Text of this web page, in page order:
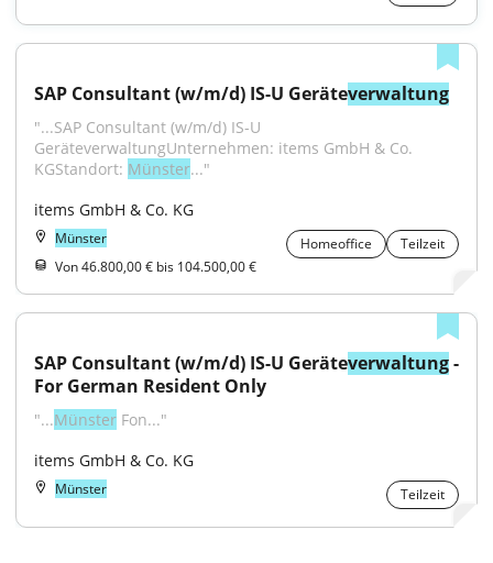
SAP Consultant (w/m/d) IS-U Geräteverwaltung
"...SAP Consultant (w/m/d) IS-U
GeräteverwaltungUnternehmen: items GmbH & Co.
KGStandort: Münster..."
items GmbH & Co. KG
Münster Homeoffice
Teilzeit
Von 46.800,00 € bis 104.500,00 €
SAP Consultant (w/m/d) IS-U Geräteverwaltung -
For German Resident Only
"...Münster Fon..."
items GmbH & Co. KG
Münster Teilzeit